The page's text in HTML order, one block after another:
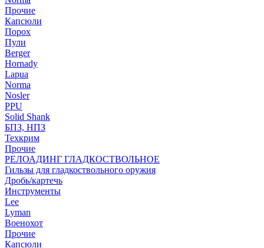
Прочие
Капсюли
Порох
Пули
Berger
Hornady
Lapua
Norma
Nosler
PPU
Solid Shank
БПЗ, НПЗ
Техкрим
Прочие
РЕЛОАДИНГ ГЛАДКОСТВОЛЬНОЕ
Гильзы для гладкоствольного оружия
Дробь/картечь
Инструменты
Lee
Lyman
Военохот
Прочие
Капсюли